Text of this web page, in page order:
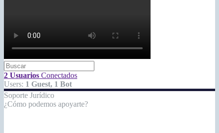
2 Usuarios Conectados
Users: 1 Guest, 1 Bot
Soporte Jurídico
¿Cómo podemos apoyarte?